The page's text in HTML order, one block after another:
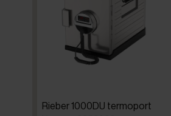
Rieber 1000DU termoport